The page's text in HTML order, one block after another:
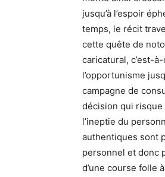
jusqu’à l’espoir
temps, le récit
cette quête de
caricatural, c’est-
l’opportunisme
campagne de
décision qui risque
l’ineptie du
authentiques sont
personnel et donc
d’une course folle